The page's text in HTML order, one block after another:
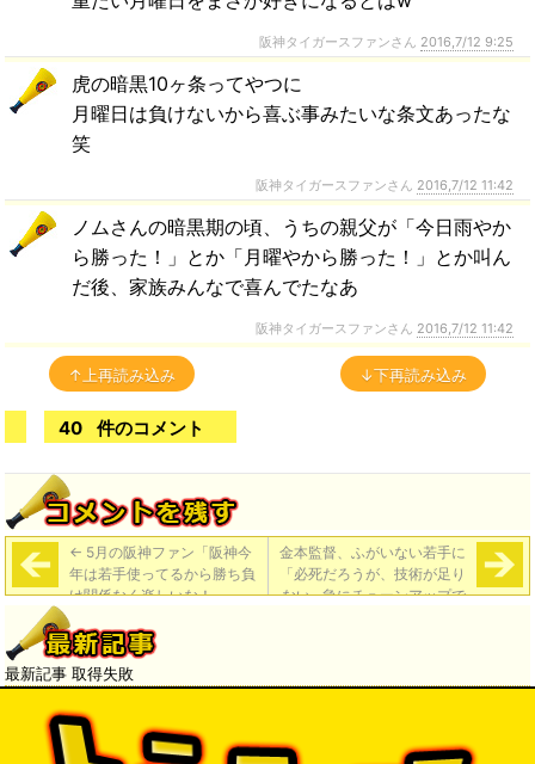
阪神タイガースファンさん 2016,7/12 9:25
虎の暗黒10ヶ条ってやつに
月曜日は負けないから喜ぶ事みたいな条文あったな
笑
阪神タイガースファンさん 2016,7/12 11:42
ノムさんの暗黒期の頃、うちの親父が「今日雨やか
ら勝った！」とか「月曜やから勝った！」とか叫ん
だ後、家族みんなで喜んでたなあ
阪神タイガースファンさん 2016,7/12 11:42
↑上再読み込み ↓下再読み込み
40 件のコメント
← 5月の阪神ファン「阪神今
年は若手使ってるから勝ち負
け関係なく楽しいな！」
金本監督、ふがいない若手に
「必死だろうが、技術が足り
ない…急にチューンアップで
最新記事 取得失敗